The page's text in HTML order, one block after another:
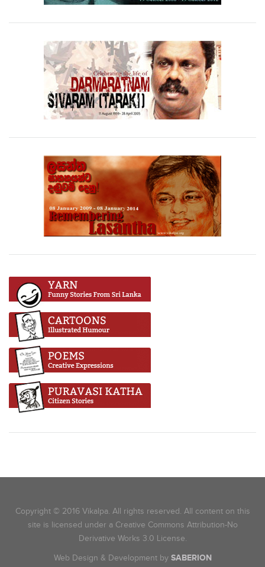
Copyright © 2016 Vikalpa. All rights reserved. All content on this
site is licensed under a Creative Commons Attribution-No
Derivative Works 3.0 License.
Web Design & Development by SABERION